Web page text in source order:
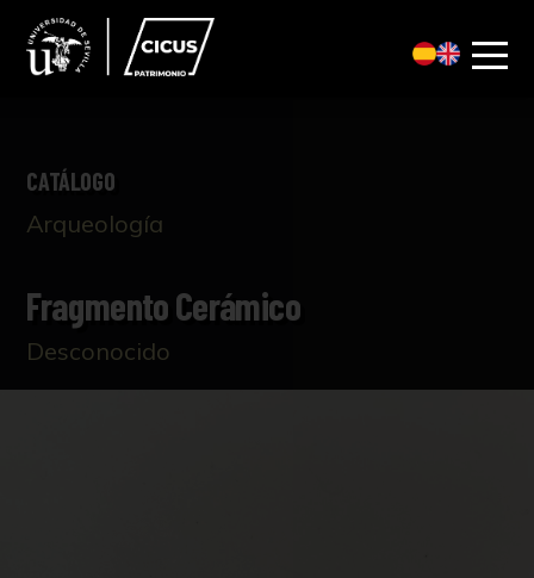
CATÁLOGO
Arqueología
Fragmento Cerámico
Desconocido